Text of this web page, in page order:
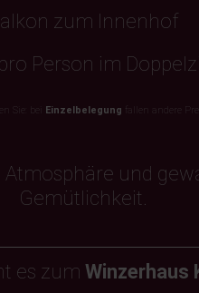
zum Innenhof
Person im
Sie: bei Einzelbelegung fallen andere
Atmosphäre und
Gemütlichkeit.
es zum Winzerhaus